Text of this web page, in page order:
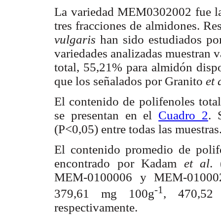
La variedad MEM0302002 fue
tres fracciones de almidones.
vulgaris han sido estudiados
variedades analizadas muestran
total, 55,21% para almidón
que los señalados por Granito et
El contenido de polifenoles
se presentan en el Cuadro 2.
(P<0,05) entre todas las
El contenido promedio de
encontrado por Kadam et al.
MEM-0100006 y MEM-
379,61 mg 100g-1 , 470,52
respectivamente.